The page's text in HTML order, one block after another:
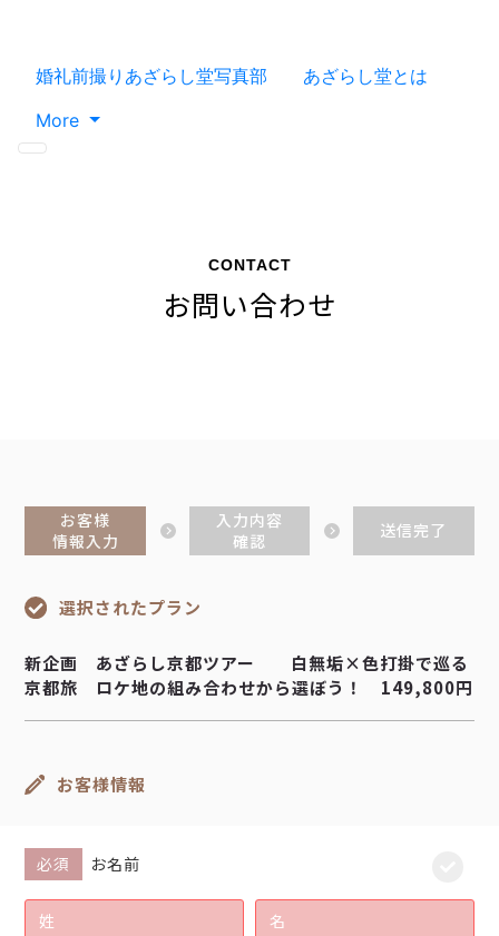
婚礼前撮りあざらし堂写真部
あざらし堂とは
More
CONTACT
お問い合わせ
お客様
情報入力
入力内容
確認
送信完了
選択されたプラン
新企画 あざらし京都ツアー 白無垢×色打掛で巡る
京都旅 ロケ地の組み合わせから選ぼう！ 149,800円
お客様情報
必須 お名前